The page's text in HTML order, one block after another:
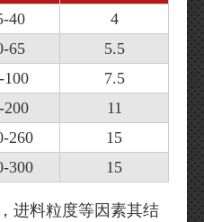
40
4
65
5.5
100
7.5
200
11
260
15
300 15
进料粒度等因素其结